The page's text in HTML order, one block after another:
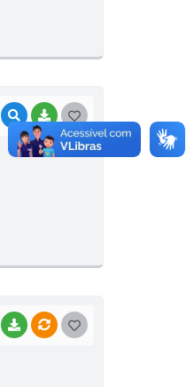
VISUALIZAR
BAIXAR
O
VISUALIZAR
BAIXARVÍNCULOS